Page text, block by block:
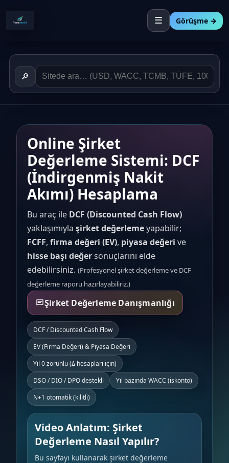
☰ Görüşme →
🔎
Online Şirket
Değerleme Sistemi: DCF
(İndirgenmiş Nakit
Akımı) Hesaplama
Bu araç ile DCF (Discounted Cash Flow)
yaklaşımıyla şirket değerlemeyapabilir;
FCFF, firma değeri (EV), piyasa değeri ve
hisse başı değersonuçlarını elde
edebilirsiniz. (Profesyonel şirket değerleme ve DCF
değerleme raporu hazırlayabiliriz.)
Şirket Değerleme Danışmanlığı
DCF / Discounted Cash Flow
EV (Firma Değeri) & Piyasa Değeri
Yıl 0 zorunlu (Δ hesapları için)
DSO / DIO / DPO destekli
Yıl bazında WACC (iskonto)
N+1 otomatik (kilitli)
Video Anlatım: Şirket
Değerleme Nasıl Yapılır?
Bu sayfayı kullanarak şirket değerleme